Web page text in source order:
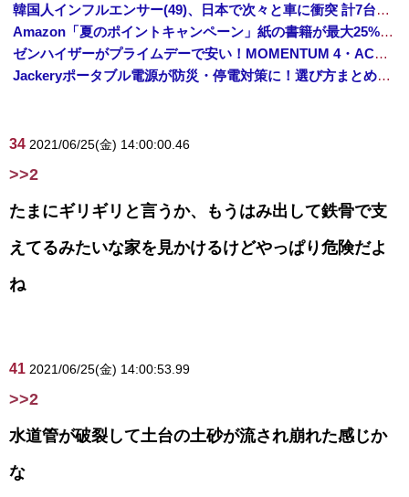
韓国人インフルエンサー(49)、日本で次々と車に衝突 計7台巻き込み 八王子
Amazon「夏のポイントキャンペーン」紙の書籍が最大25%ポイント還元 対象と条件を整理（2026年7月）
ゼンハイザーがプライムデーで安い！MOMENTUM 4・ACCENTUMなど対象モデルまとめ！
Jackeryポータブル電源が防災・停電対策に！選び方まとめ【プライムデー最終日】
34 2021/06/25(金) 14:00:00.46
>>2
たまにギリギリと言うか、もうはみ出して鉄骨で支
えてるみたいな家を見かけるけどやっぱり危険だよ
ね
41 2021/06/25(金) 14:00:53.99
>>2
水道管が破裂して土台の土砂が流され崩れた感じか
な